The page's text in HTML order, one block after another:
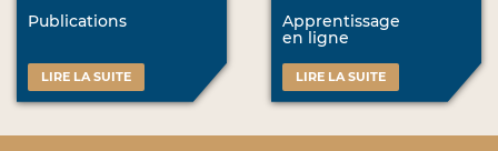
Publications
LIRE LA SUITE
Apprentissage
en ligne
LIRE LA SUITE